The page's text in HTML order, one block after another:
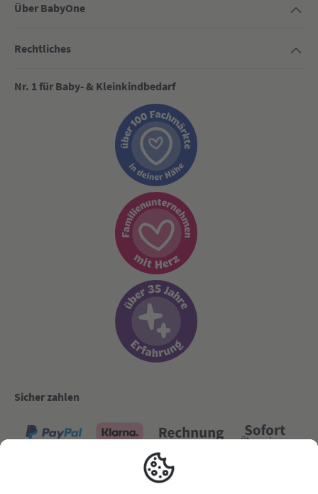
Über BabyOne
Rechtliches
Nr. 1 für Baby- & Kleinkindbedarf
Sicher zahlen